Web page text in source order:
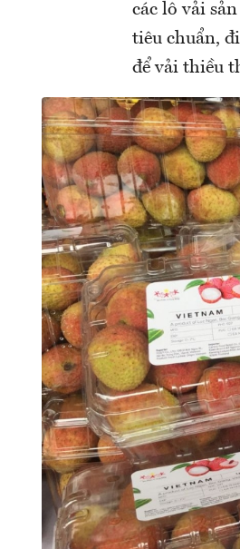
các lô vải
tiêu chuẩn,
để vải thiều